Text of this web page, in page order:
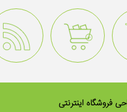
فروشگاه اینترنتی